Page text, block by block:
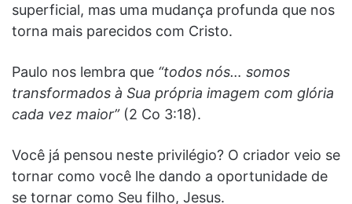
superficial, mas uma mudança profunda que nos
torna mais parecidos com Cristo.
Paulo nos lembra que “todos nós… somos
transformados à Sua própria imagem com glória
cada vez maior”(2 Co 3:18).
Você já pensou neste privilégio? O criador veio se
tornar como você lhe dando a oportunidade de
se tornar como Seu filho, Jesus.